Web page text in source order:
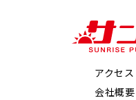
アクセス
会社概要